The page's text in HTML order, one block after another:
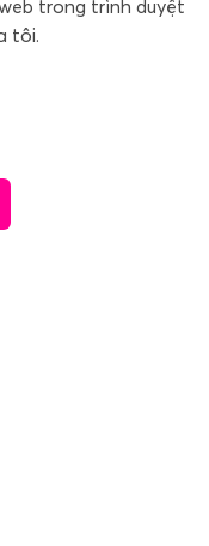
trong trình duyệt
tôi.